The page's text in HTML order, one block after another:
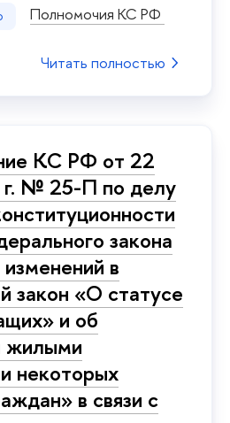
Полномочия КС РФ
Читать полностью
КС РФ от 22
г. № 25-П по делу
закона
в
закон «О статусе
и об
жилыми
некоторых
в связи с